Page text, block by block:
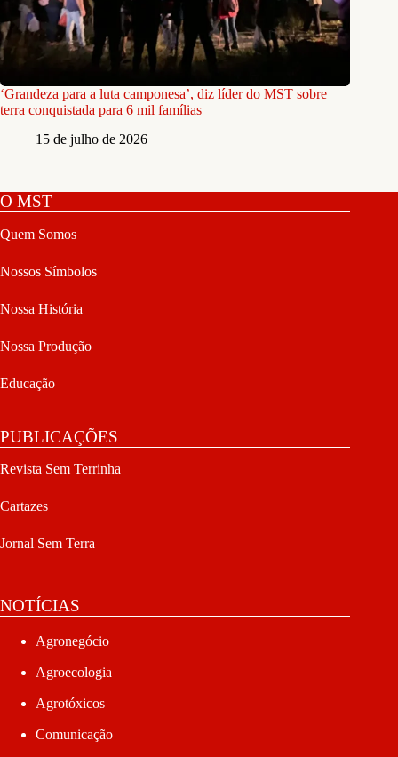
‘Grandeza para a luta camponesa’, diz líder do MST sobre
terra conquistada para 6 mil famílias
15 de julho de 2026
O MST
Quem Somos
Nossos Símbolos
Nossa História
Nossa Produção
Educação
PUBLICAÇÕES
Revista Sem Terrinha
Cartazes
Jornal Sem Terra
NOTÍCIAS
Agronegócio
Agroecologia
Agrotóxicos
Comunicação